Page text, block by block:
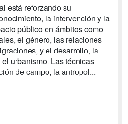
está reforzando su
la intervención y la
público en ámbitos como
el género, las relaciones
y el desarrollo, la
urbanismo. Las técnicas
de campo, la antropol...